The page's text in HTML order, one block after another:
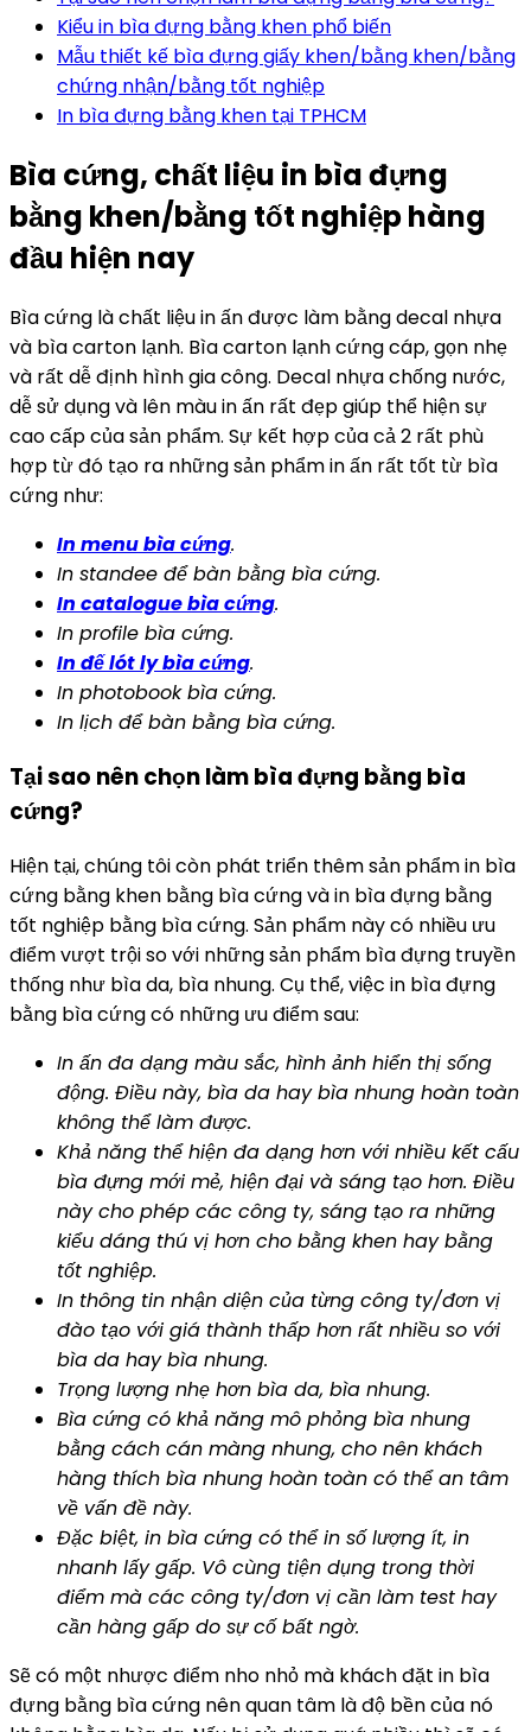
Kiểu in bìa đựng bằng khen phổ biến
Mẫu thiết kế bìa đựng giấy khen/bằng khen/bằng
chứng nhận/bằng tốt nghiệp
In bìa đựng bằng khen tại TPHCM
Bìa cứng, chất liệu in bìa đựng
bằng khen/bằng tốt nghiệp hàng
đầu hiện nay
Bìa cứng là chất liệu in ấn được làm bằng decal nhựa
và bìa carton lạnh. Bìa carton lạnh cứng cáp, gọn nhẹ
và rất dễ định hình gia công. Decal nhựa chống nước,
dễ sử dụng và lên màu in ấn rất đẹp giúp thể hiện sự
cao cấp của sản phẩm. Sự kết hợp của cả 2 rất phù
hợp từ đó tạo ra những sản phẩm in ấn rất tốt từ bìa
cứng như:
In menu bìa cứng.
In standee để bàn bằng bìa cứng.
In catalogue bìa cứng.
In profile bìa cứng.
In đế lót ly bìa cứng.
In photobook bìa cứng.
In lịch để bàn bằng bìa cứng.
Tại sao nên chọn làm bìa đựng bằng bìa
cứng?
Hiện tại, chúng tôi còn phát triển thêm sản phẩm in bìa
cứng bằng khen bằng bìa cứng và in bìa đựng bằng
tốt nghiệp bằng bìa cứng. Sản phẩm này có nhiều ưu
điểm vượt trội so với những sản phẩm bìa đựng truyền
thống như bìa da, bìa nhung. Cụ thể, việc in bìa đựng
bằng bìa cứng có những ưu điểm sau:
In ấn đa dạng màu sắc, hình ảnh hiển thị sống
động. Điều này, bìa da hay bìa nhung hoàn toàn
không thể làm được.
Khả năng thể hiện đa dạng hơn với nhiều kết cấu
bìa đựng mới mẻ, hiện đại và sáng tạo hơn. Điều
này cho phép các công ty, sáng tạo ra những
kiểu dáng thú vị hơn cho bằng khen hay bằng
tốt nghiệp.
In thông tin nhận diện của từng công ty/đơn vị
đào tạo với giá thành thấp hơn rất nhiều so với
bìa da hay bìa nhung.
Trọng lượng nhẹ hơn bìa da, bìa nhung.
Bìa cứng có khả năng mô phỏng bìa nhung
bằng cách cán màng nhung, cho nên khách
hàng thích bìa nhung hoàn toàn có thể an tâm
về vấn đề này.
Đặc biệt, in bìa cứng có thể in số lượng ít, in
nhanh lấy gấp. Vô cùng tiện dụng trong thời
điểm mà các công ty/đơn vị cần làm test hay
cần hàng gấp do sự cố bất ngờ.
Sẽ có một nhược điểm nho nhỏ mà khách đặt in bìa
đựng bằng bìa cứng nên quan tâm là độ bền của nó